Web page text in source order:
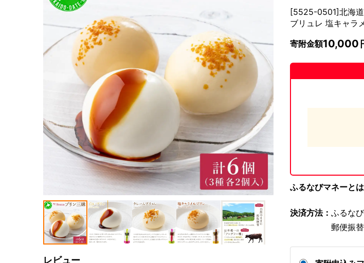
[5525-0501]北海
ブリュレ 塩キャラ
寄附金額10,000
ふるなびマネーとは
決済方法： ふるな
郵便振替
レビュー